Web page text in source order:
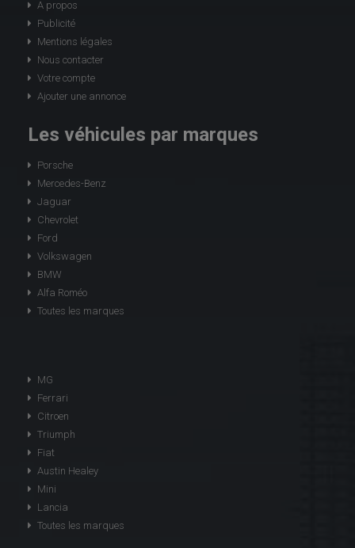
A propos
Publicité
Mentions légales
Nous contacter
Votre compte
Ajouter une annonce
Les véhicules par marques
Porsche
Mercedes-Benz
Jaguar
Chevrolet
Ford
Volkswagen
BMW
Alfa Roméo
Toutes les marques
MG
Ferrari
Citroen
Triumph
Fiat
Austin Healey
Mini
Lancia
Toutes les marques